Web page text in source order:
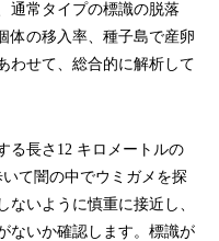
通常タイプの標識の脱落
体の移入率、種子島で産卵
わせて、総合的に解析して
る長さ12 キロメートルの
て闇の中でウミガメを探
ないように慎重に接近し、
ないか確認します。標識が